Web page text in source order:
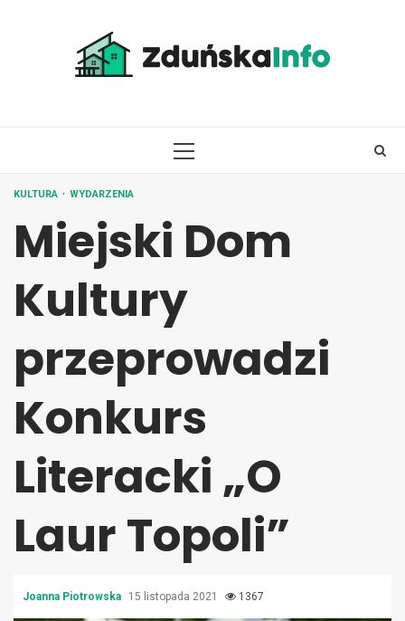
PRIMARY
KULTURA WYDARZENIA
Miejski Dom
Kultury
przeprowadzi
Konkurs
Literacki „O
Laur Topoli”
Joanna Piotrowska 15 listopada 2021 1367